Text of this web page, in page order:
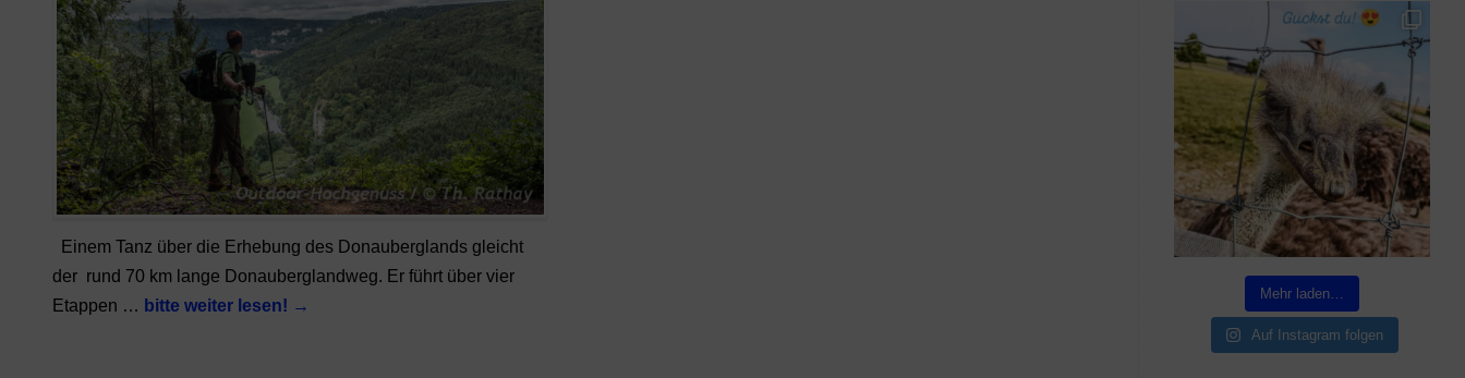
Einem Tanz über die Erhebung des Donauberglands gleicht
der rund 70 km lange Donauberglandweg. Er führt über vier
Etappen … bitte weiter lesen! →
Mehr laden…
Auf Instagram folgen